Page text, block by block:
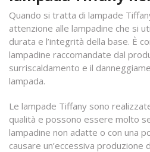
Quando si tratta di lampade
attenzione alle lampadine che si
durata e l’integrità della base. È
lampadine raccomandate dal
surriscaldamento e il
lampada.
Le lampade Tiffany sono
qualità e possono essere molto
lampadine non adatte o con una
causare un’eccessiva produzione